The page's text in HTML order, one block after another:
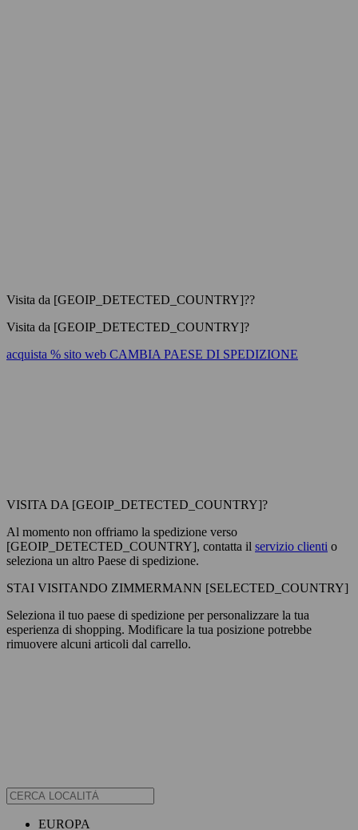
Visita da [GEOIP_DETECTED_COUNTRY]??
Visita da [GEOIP_DETECTED_COUNTRY]?
acquista % sito web CAMBIA PAESE DI SPEDIZIONE
VISITA DA [GEOIP_DETECTED_COUNTRY]?
Al momento non offriamo la spedizione verso
[GEOIP_DETECTED_COUNTRY], contatta il servizio clienti o
seleziona un altro Paese di spedizione.
STAI VISITANDO ZIMMERMANN [SELECTED_COUNTRY]
Seleziona il tuo paese di spedizione per personalizzare la tua
esperienza di shopping. Modificare la tua posizione potrebbe
rimuovere alcuni articoli dal carrello.
EUROPA